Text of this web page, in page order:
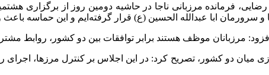
فرمانده مرزبانی ناجا در حاشیه دومین روز از برگزاری
و سرورمان ابا عبدالله الحسین (ع) قرار گرفته‌ایم و این حماسه
مرزبانان موظف هستند برابر توافقات بین دو کشور، روابط
میان دو کشور، تصریح کرد: در این اجلاس بر کنترل مرزها، اجرای